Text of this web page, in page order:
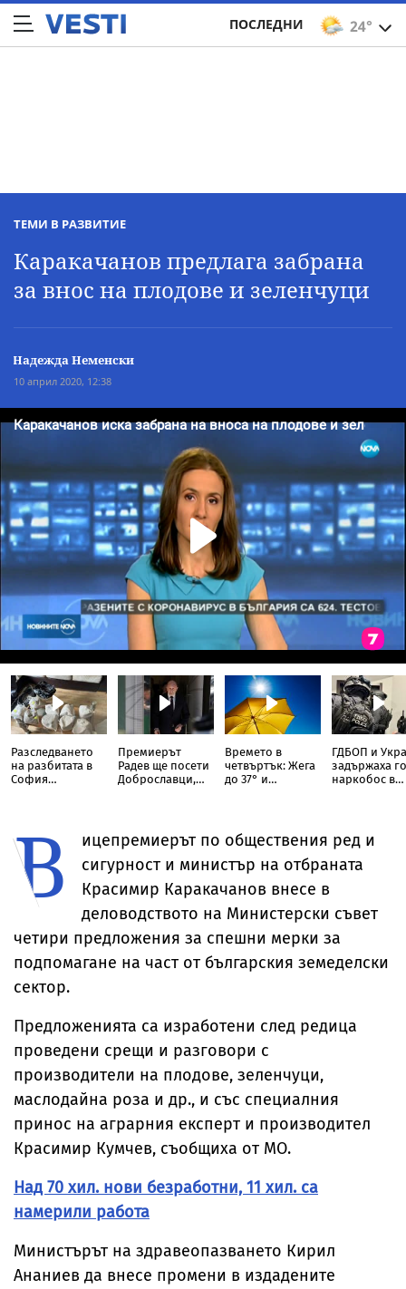
24°
ПОСЛЕДНИ
ТЕМИ В РАЗВИТИЕ
Каракачанов предлага забрана
за внос на плодове и зеленчуци
Надежда Неменски
10 април 2020, 12:38
Разследването
на разбитата в
София
Премиерът
Радев ще посети
Доброславци,
парк
Времето в
четвъртък: Жега
до 37° и
ГДБОП и
задържаха
наркобос в
В
ицепремиерът по обществения ред и
сигурност и министър на отбраната
Красимир Каракачанов внесе в
деловодството на Министерски съвет
четири предложения за спешни мерки за
подпомагане на част от българския земеделски
сектор.
Предложенията са изработени след редица
проведени срещи и разговори с
производители на плодове, зеленчуци,
маслодайна роза и др., и със специалния
принос на аграрния експерт и производител
Красимир Кумчев, съобщиха от МО.
Над 70 хил. нови безработни, 11 хил. са
намерили работа
Министърът на здравеопазването Кирил
Ананиев да внесе промени в издадените